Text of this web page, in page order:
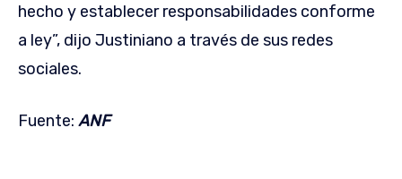
hecho y establecer responsabilidades conforme
a ley”, dijo Justiniano a través de sus redes
sociales.
Fuente: ANF